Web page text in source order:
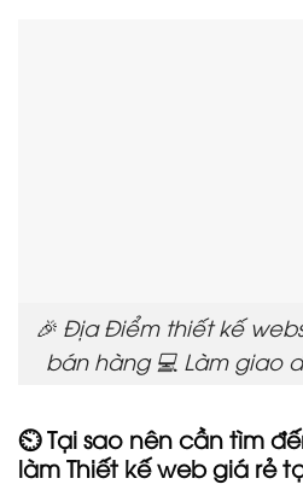
🎉 Địa Điểm thiết kế
bán hàng 💻 Làm giao
⏲️ Tại sao nên cần tìm
làm Thiết kế web giá rẻ